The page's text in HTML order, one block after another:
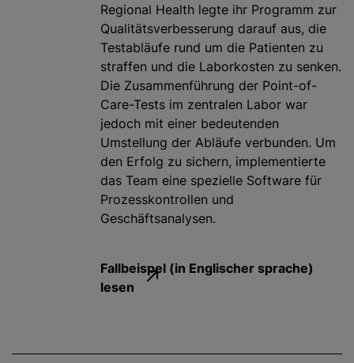
Regional Health legte ihr Programm zur
Qualitätsverbesserung darauf aus, die
Testabläufe rund um die Patienten zu
straffen und die Laborkosten zu senken.
Die Zusammenführung der Point-of-
Care-Tests im zentralen Labor war
jedoch mit einer bedeutenden
Umstellung der Abläufe verbunden. Um
den Erfolg zu sichern, implementierte
das Team eine spezielle Software für
Prozesskontrollen und
Geschäftsanalysen.
Fallbeispel (in Englischer sprache)
lesen